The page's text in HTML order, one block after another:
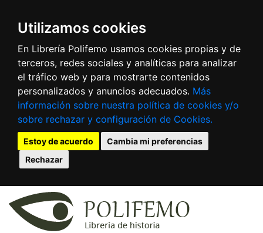
Utilizamos cookies
En Librería Polifemo usamos cookies propias y de
terceros, redes sociales y analíticas para analizar
el tráfico web y para mostrarte contenidos
personalizados y anuncios adecuados. Más
información sobre nuestra política de cookies y/o
sobre rechazar y configuración de Cookies.
Estoy de acuerdo
Cambia mi preferencias
Rechazar